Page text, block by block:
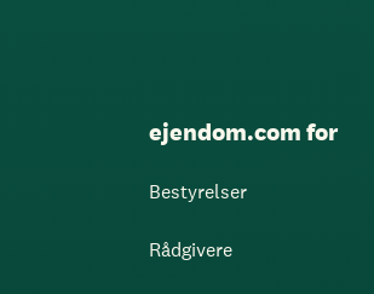
ejendom.com for
Bestyrelser
Rådgivere